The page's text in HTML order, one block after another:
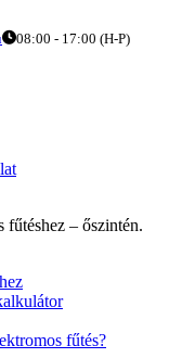
08:00 - 17:00 (H-P)
fűtéshez – őszintén.
fűtés?